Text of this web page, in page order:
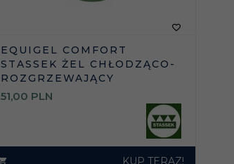
EQUIGEL COMFORT
STASSEK ŻEL CHŁODZĄCO-
ROZGRZEWAJĄCY
51,00 PLN